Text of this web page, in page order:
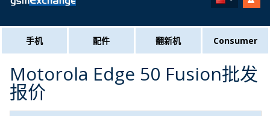
手机 配件 翻新机 Consumer
Motorola Edge 50 Fusion批发
报价